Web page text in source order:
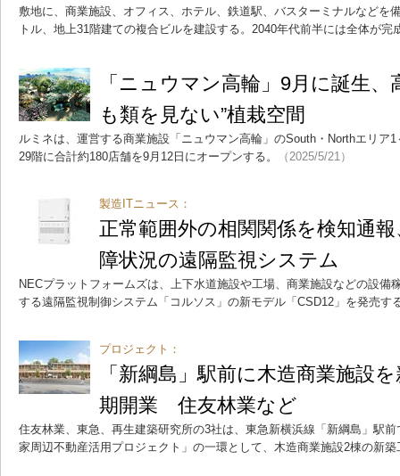
敷地に、商業施設、オフィス、ホテル、鉄道駅、バスターミナルなどを
トル、地上31階建ての複合ビルを建設する。2040年代前半には全体が完
「ニュウマン高輪」9月に誕生、
も類を見ない”植栽空間
ルミネは、運営する商業施設「ニュウマン高輪」のSouth・Northエリア
29階に合計約180店舗を9月12日にオープンする。
（2025/5/21）
製造ITニュース：
正常範囲外の相関関係を検知通
障状況の遠隔監視システム
NECプラットフォームズは、上下水道施設や工場、商業施設などの設備
する遠隔監視制御システム「コルソス」の新モデル「CSD12」を発売す
プロジェクト：
「新綱島」駅前に木造商業施設
期開業 住友林業など
住友林業、東急、再生建築研究所の3社は、東急新横浜線「新綱島」駅
家周辺不動産活用プロジェクト」の一環として、木造商業施設2棟の新